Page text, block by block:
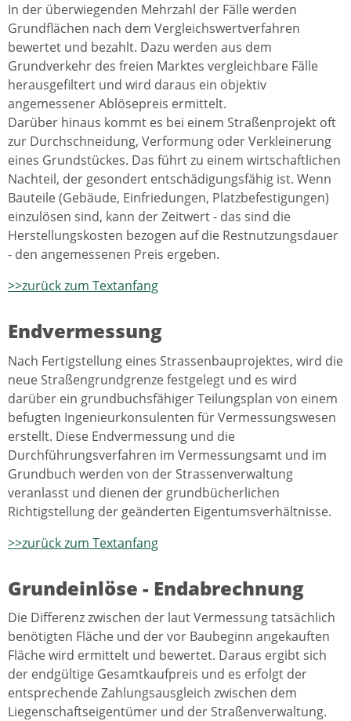
In der überwiegenden Mehrzahl der Fälle werden
Grundflächen nach dem Vergleichswertverfahren
bewertet und bezahlt. Dazu werden aus dem
Grundverkehr des freien Marktes vergleichbare Fälle
herausgefiltert und wird daraus ein objektiv
angemessener Ablösepreis ermittelt.
Darüber hinaus kommt es bei einem Straßenprojekt oft
zur Durchschneidung, Verformung oder Verkleinerung
eines Grundstückes. Das führt zu einem wirtschaftlichen
Nachteil, der gesondert entschädigungsfähig ist. Wenn
Bauteile (Gebäude, Einfriedungen, Platzbefestigungen)
einzulösen sind, kann der Zeitwert - das sind die
Herstellungskosten bezogen auf die Restnutzungsdauer
- den angemessenen Preis ergeben.
>>zurück zum Textanfang
Endvermessung
Nach Fertigstellung eines Strassenbauprojektes, wird die
neue Straßengrundgrenze festgelegt und es wird
darüber ein grundbuchsfähiger Teilungsplan von einem
befugten Ingenieurkonsulenten für Vermessungswesen
erstellt. Diese Endvermessung und die
Durchführungsverfahren im Vermessungsamt und im
Grundbuch werden von der Strassenverwaltung
veranlasst und dienen der grundbücherlichen
Richtigstellung der geänderten Eigentumsverhältnisse.
>>zurück zum Textanfang
Grundeinlöse - Endabrechnung
Die Differenz zwischen der laut Vermessung tatsächlich
benötigten Fläche und der vor Baubeginn angekauften
Fläche wird ermittelt und bewertet. Daraus ergibt sich
der endgültige Gesamtkaufpreis und es erfolgt der
entsprechende Zahlungsausgleich zwischen dem
Liegenschaftseigentümer und der Straßenverwaltung.